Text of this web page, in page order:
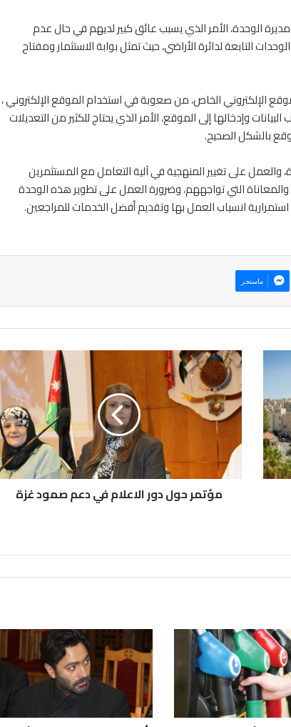
الوحدة، الأمر الذي يسبب عائق كبير لديهم في حال عدم
التابعة لدائرة الأراضي، حيث تمثل بوابة الاستثمار ومفتاح
الإلكتروني الخاص، من صعوبة في استخدام الموقع الإلكتروني ،
وإدخالها إلى الموقع، الأمر الذي يحتاج للكثير من التعديلات
بالشكل الصحيح.
والعمل على تغيير المنهجية في آلية التعامل مع المستثمرين
التي تواجههم، وضرورة العمل على تطوير هذه الوحدة
انسياب العمل بها وتقديم أفضل الخدمات للمراجعين.
ماسنجر
مؤتمر
حول
دور
الاعلام
في
صمود
غزة
مؤتمر حول دور الاعلام في دعم صمود غزة